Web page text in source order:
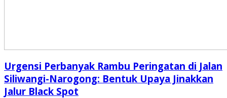
Urgensi Perbanyak Rambu Peringatan di Jalan
Siliwangi-Narogong: Bentuk Upaya Jinakkan
Jalur Black Spot